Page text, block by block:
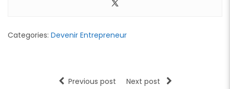
Categories: Devenir Entrepreneur
Previous post Next post